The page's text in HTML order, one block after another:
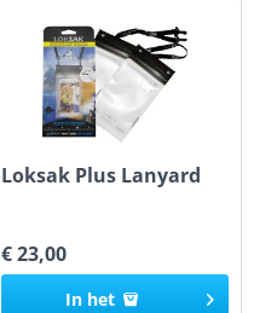
Loksak Plus Lanyard
€ 23,00
In het